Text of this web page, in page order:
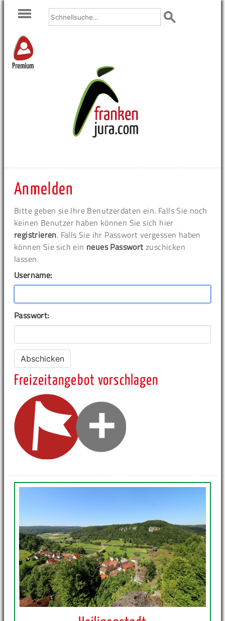
Premium
Anmelden
Bitte geben sie Ihre Benutzerdaten ein. Falls Sie noch
keinen Benutzer haben können Sie sich hier
registrieren. Falls Sie ihr Passwort vergessen haben
können Sie sich ein neues Passwort zuschicken
lassen.
Username:
Passwort:
Freizeitangebot vorschlagen